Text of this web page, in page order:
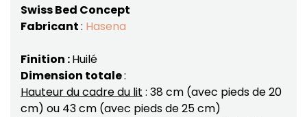
Swiss Bed Concept
Fabricant: Hasena
Finition :Huilé
Dimension totale:
Hauteur du cadre du lit : 38 cm (avec pieds de 20
cm) ou 43 cm (avec pieds de 25 cm)